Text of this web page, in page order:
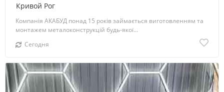
Кривой Рог
Компанія АКАБУД понад 15 років займається виготовленням та
монтажем металоконструкцій будь-якої...
Сегодня